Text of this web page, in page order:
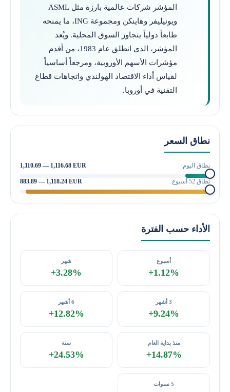
المؤشر شركات عالمية بارزة مثل ASML
ويونيليفر وهاينكن ومجموعة ING، ما يمنحه
طابعاً دولياً يتجاوز السوق المحلية. ويُعد
المؤشر، الذي انطلق عام 1983، من أقدم
مؤشرات الأسهم الأوروبية، ومرجعاً أساسياً
لقياس أداء الاقتصاد الهولندي واتجاهات قطاع
التقنية في أوروبا.
نطاق السعر
نطاق اليوم 1,110.69 — 1,116.68 EUR
نطاق 52 أسبوع 883.89 — 1,118.24 EUR
الأداء حسب الفترة
أسبوع
+1.12%
شهر
+3.28%
3 أشهر
+9.24%
6 أشهر
+12.82%
منذ بداية العام
+14.87%
سنة
+24.53%
5 سنوات